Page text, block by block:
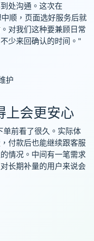
处沟通。这次在
顺，页面选好服务后就
对我们这种要兼顾日常
少来回确认的时间。"
护
上会更安心
单前看了很久。实际体
付款后也能继续跟客服
情况。中间有一笔需求
长期补量的用户来说会